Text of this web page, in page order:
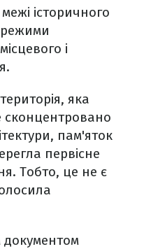
історичного
режими
і
яка
сконцентровано
пам'яток
первісне
Тобто, це не є
документом